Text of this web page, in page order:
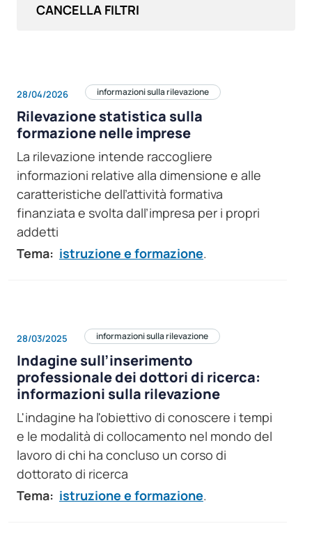
CANCELLA FILTRI
28/04/2026 informazioni sulla rilevazione
Rilevazione statistica sulla
formazione nelle imprese
La rilevazione intende raccogliere
informazioni relative alla dimensione e alle
caratteristiche dell’attività formativa
finanziata e svolta dall’impresa per i propri
addetti
Tema: istruzione e formazione.
28/03/2025 informazioni sulla rilevazione
Indagine sull’inserimento
professionale dei dottori di ricerca:
informazioni sulla rilevazione
L'indagine ha l'obiettivo di conoscere i tempi
e le modalità di collocamento nel mondo del
lavoro di chi ha concluso un corso di
dottorato di ricerca
Tema: istruzione e formazione.